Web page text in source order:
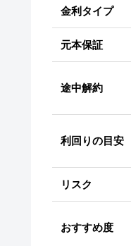
金利タイプ
元本保証
途中解約
利回りの目安
リスク
おすすめ度